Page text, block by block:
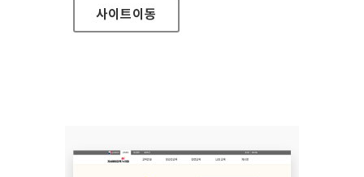
사이트이동